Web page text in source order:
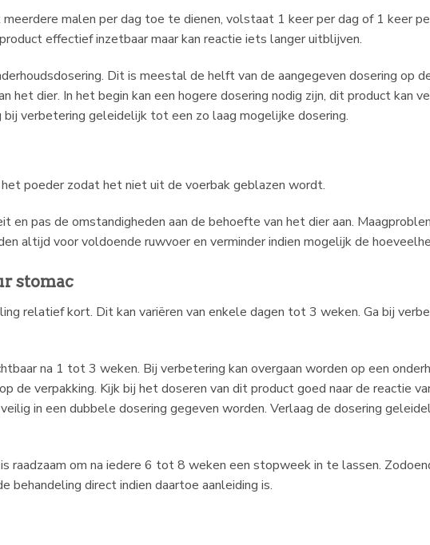
malen per dag toe te dienen, volstaat 1 keer per dag of 1 keer
effectief inzetbaar maar kan reactie iets langer uitblijven.
Dit is meestal de helft van de aangegeven dosering op
het dier. In het begin kan een hogere dosering nodig zijn, dit product kan
verbetering geleidelijk tot een zo laag mogelijke dosering.
poeder zodat het niet uit de voerbak geblazen wordt.
pas de omstandigheden aan de behoefte van het dier aan.
altijd voor voldoende ruwvoer en verminder indien mogelijk de
stomac
relatief kort. Dit kan variëren van enkele dagen tot 3 weken. Ga bij
na 1 tot 3 weken. Bij verbetering kan overgaan worden op een
de verpakking. Kijk bij het doseren van dit product goed naar de reactie
in een dubbele dosering gegeven worden. Verlaag de dosering
raadzaam om na iedere 6 tot 8 weken een stopweek in te lassen.
behandeling direct indien daartoe aanleiding is.